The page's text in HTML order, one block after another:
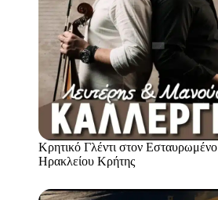
Κρητικό Γλέντι στον Εσταυρωμένο
Ηρακλείου Κρήτης